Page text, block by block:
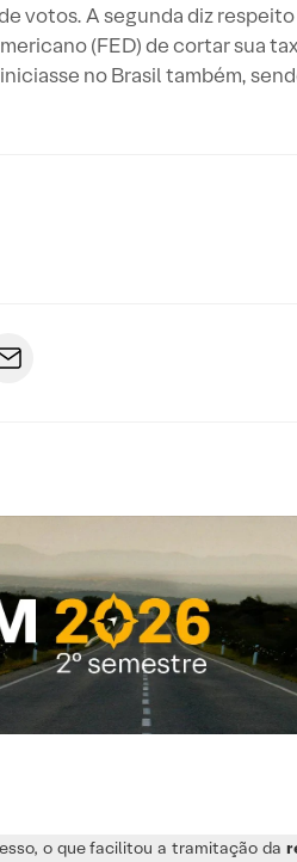
votos. A segunda diz
(FED) de cortar sua
no Brasil também,
o que facilitou a tramitação da